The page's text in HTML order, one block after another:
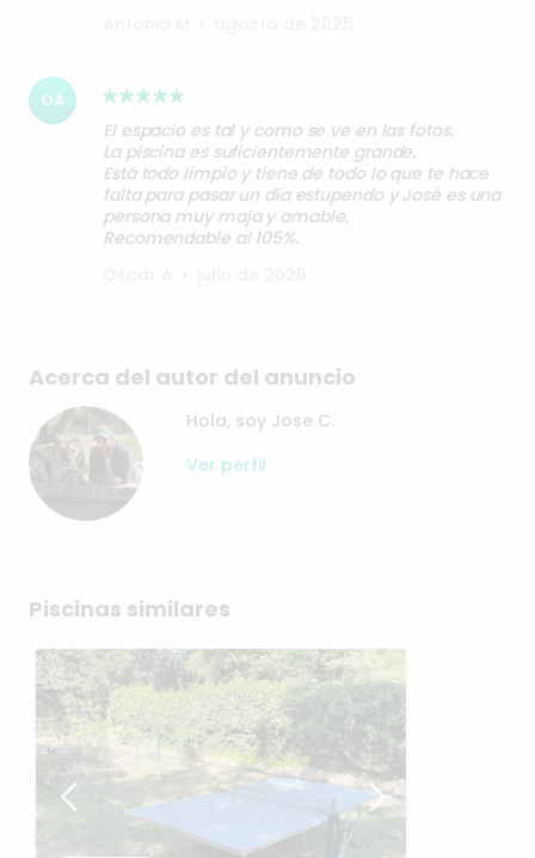
OA
El espacio es tal y como se ve en las fotos.
La piscina es suficientemente grande.
Está todo limpio y tiene de todo lo que te hace
falta para pasar un día estupendo y José es una
persona muy maja y amable.
Recomendable al 105%.
Acerca del autor del anuncio
Hola, soy Jose C.
Ver perfil
Piscinas similares